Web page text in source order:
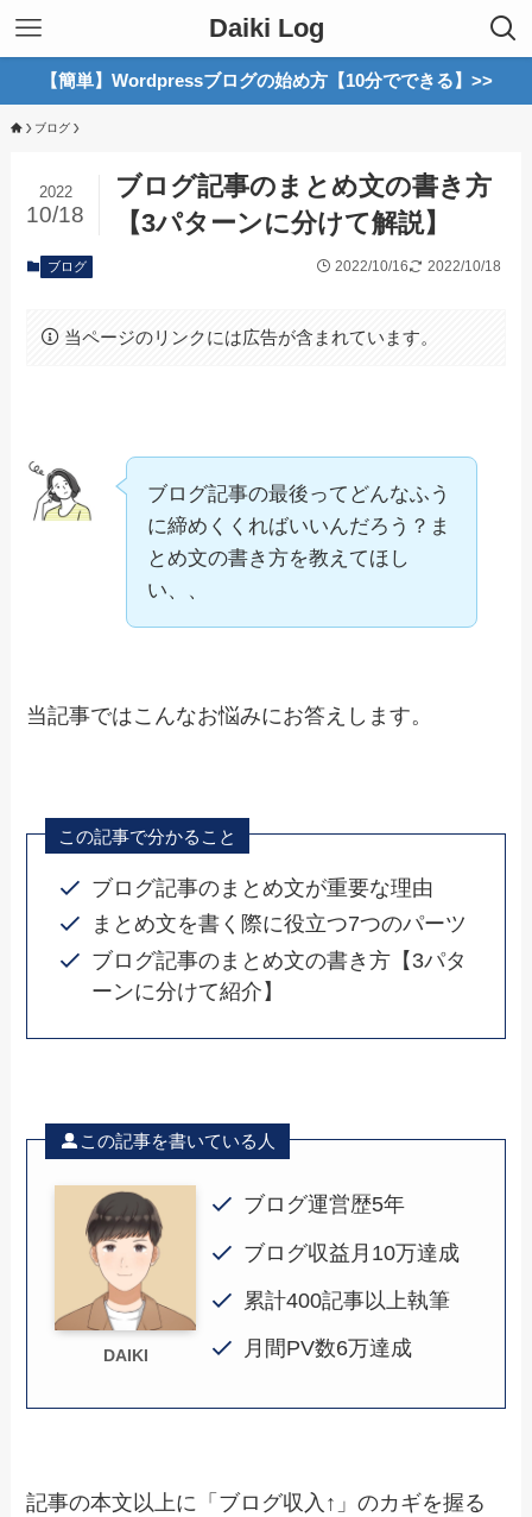
Daiki Log
【簡単】Wordpressブログの始め方【10分でできる】>>
ブログ
ブログ記事のまとめ文の書き方
【3パターンに分けて解説】
2022
10/18
ブログ 2022/10/16 2022/10/18
当ページのリンクには広告が含まれています。
ブログ記事の最後ってどんなふう
に締めくくればいいんだろう？ま
とめ文の書き方を教えてほし
い、、
当記事ではこんなお悩みにお答えします。
この記事で分かること
ブログ記事のまとめ文が重要な理由
まとめ文を書く際に役立つ7つのパーツ
ブログ記事のまとめ文の書き方【3パタ
ーンに分けて紹介】
この記事を書いている人
DAIKI
ブログ運営歴5年
ブログ収益月10万達成
累計400記事以上執筆
月間PV数6万達成
記事の本文以上に「ブログ収入↑」のカギを握る